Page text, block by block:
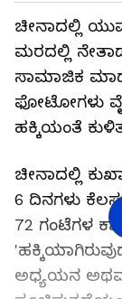
ಚೀನಾದಲ್ಲಿ
ಮರದಲ್ಲಿ
ಸಾಮಾಜಿಕ
ಫೋಟೋಗಳು
ಹಕ್ಕಿಯಂತೆ
ಚೀನಾದಲ್ಲಿ
6 ದಿನಗಳು
72 ಗಂಟೆಗಳ
ಅಧ್ಯಯನ